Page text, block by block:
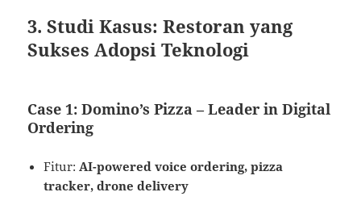
3. Studi Kasus: Restoran yang
Sukses Adopsi Teknologi
Case 1: Domino’s Pizza – Leader in Digital
Ordering
Fitur: AI-powered voice ordering, pizza
tracker, drone delivery